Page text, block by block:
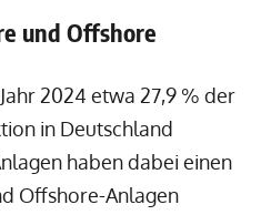
und Offshore
2024 etwa 27,9 % der
in Deutschland
haben dabei einen
Offshore-Anlagen